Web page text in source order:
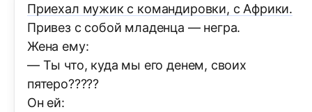
Приехал мужик с командировки, с Африки.
Привез с собой младенца — негра.
Жена ему:
— Ты что, куда мы его денем, своих
пятеро?????
Он ей: